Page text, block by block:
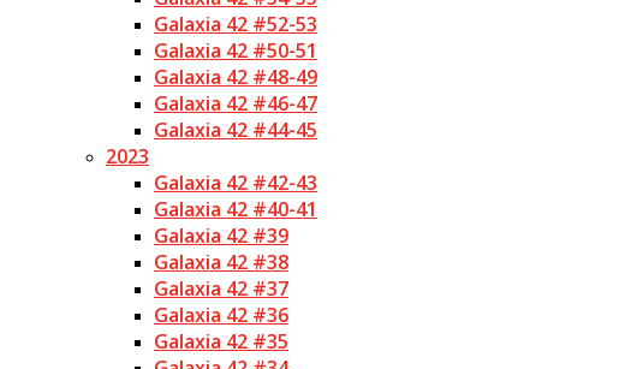
Galaxia 42 #52-53
Galaxia 42 #50-51
Galaxia 42 #48-49
Galaxia 42 #46-47
Galaxia 42 #44-45
2023
Galaxia 42 #42-43
Galaxia 42 #40-41
Galaxia 42 #39
Galaxia 42 #38
Galaxia 42 #37
Galaxia 42 #36
Galaxia 42 #35